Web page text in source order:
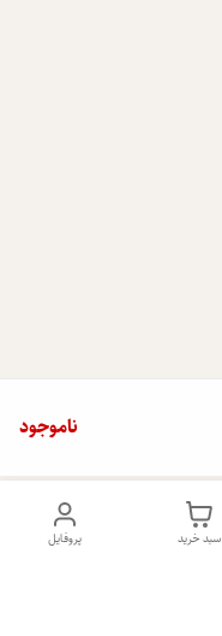
ناموجود
پروفایل سبد خرید